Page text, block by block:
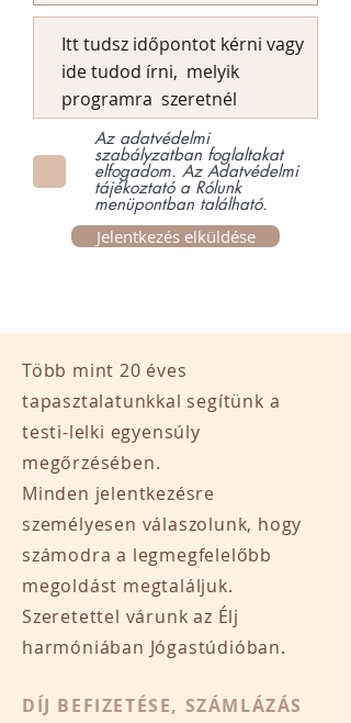
Az adatvédelmi
szabályzatban foglaltakat
elfogadom. Az Adatvédelmi
tájékoztató a Rólunk
menüpontban található.
Jelentkezés elküldése
Több mint 20 éves
tapasztalatunkkal segítünk a
testi-lelki egyensúly
megőrzésében.
Minden jelentkezésre
személyesen válaszolunk, hogy
számodra a legmegfelelőbb
megoldást megtaláljuk.
Szeretettel várunk az Élj
harmóniában Jógastúdióban.
DÍJ BEFIZETÉSE, SZÁMLÁZÁS